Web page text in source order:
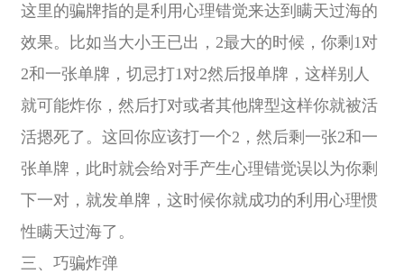
这里的骗牌指的是利用心理错觉来达到瞒天过海的
效果。比如当大小王已出，2最大的时候，你剩1对
2和一张单牌，切忌打1对2然后报单牌，这样别人
就可能炸你，然后打对或者其他牌型这样你就被活
活摁死了。这回你应该打一个2，然后剩一张2和一
张单牌，此时就会给对手产生心理错觉误以为你剩
下一对，就发单牌，这时候你就成功的利用心理惯
性瞒天过海了。
三、巧骗炸弹